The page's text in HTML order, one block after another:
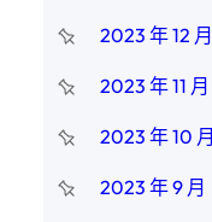
2023 年 12 月
2023 年 11 月
2023 年 10 月
2023 年 9 月